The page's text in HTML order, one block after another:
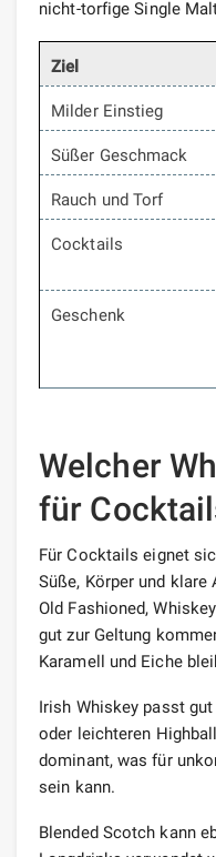
nicht-torfige Single
Ziel
Milder Einstieg
Süßer Geschmack
Rauch und Torf
Cocktails
Geschenk
Welcher
für
Für Cocktails eignet
Süße, Körper und
Old Fashioned,
gut zur Geltung
Karamell und Eiche
Irish Whiskey passt
oder leichteren
dominant, was für
sein kann.
Blended Scotch kann